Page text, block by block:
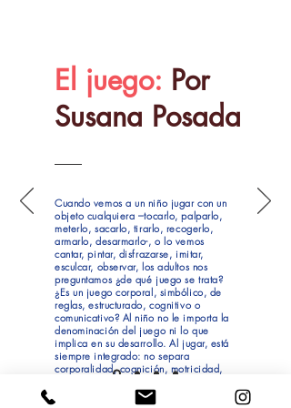
El juego: Por
Susana Posada
Cuando vemos a un niño jugar con un
objeto cualquiera –tocarlo, palparlo,
meterlo, sacarlo, tirarlo, recogerlo,
armarlo, desarmarlo-, o lo vemos
cantar, pintar, disfrazarse, imitar,
esculcar, observar, los adultos nos
preguntamos ¿de qué juego se trata?
¿Es un juego corporal, simbólico, de
reglas, estructurado, cognitivo o
comunicativo? Al niño no le importa la
denominación del juego ni lo que
implica en su desarrollo. Al jugar, está
siempre integrado: no separa
corporalidad, cognición, motricidad,
juego todas sus ganas y su capacidad